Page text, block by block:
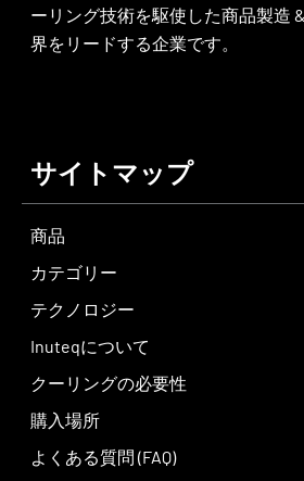
ーリング技術を駆使した商品製造
界をリードする企業です。
サイトマップ
商品
カテゴリー
テクノロジー
Inuteqについて
クーリングの必要性
購入場所
よくある質問 (FAQ)